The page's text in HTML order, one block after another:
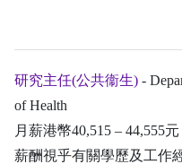
研究主任(公共衞生)-
of Health
月薪港幣40,515 – 44,555
薪酬視乎有關學歷及工作